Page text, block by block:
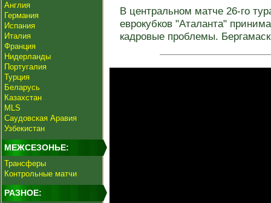
Англия
Германия
Испания
Италия
Франция
Нидерланды
Португалия
Турция
Беларусь
Казахстан
MLS
Саудовская Аравия
Узбекистан
МЕЖСЕЗОНЬЕ:
Трансферы
Контрольные матчи
РАЗНОЕ:
В центральном матче 26-го
еврокубков "Аталанта"
кадровые проблемы.